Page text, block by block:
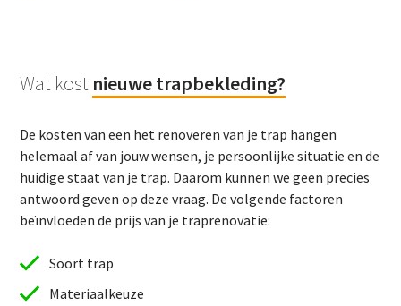
Wat kost nieuwe trapbekleding?
De kosten van een het renoveren van je trap hangen
helemaal af van jouw wensen, je persoonlijke situatie en de
huidige staat van je trap. Daarom kunnen we geen precies
antwoord geven op deze vraag. De volgende factoren
beïnvloeden de prijs van je traprenovatie:
Soort trap
Materiaalkeuze